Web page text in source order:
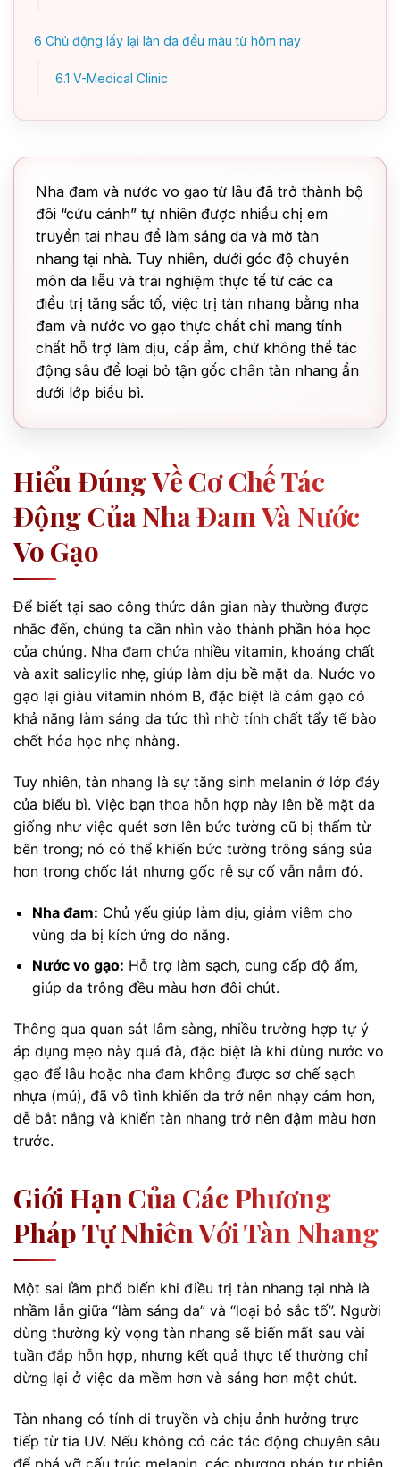
6 Chủ động lấy lại làn da đều màu từ hôm nay
6.1 V-Medical Clinic
Nha đam và nước vo gạo từ lâu đã trở thành bộ
đôi “cứu cánh” tự nhiên được nhiều chị em
truyền tai nhau để làm sáng da và mờ tàn
nhang tại nhà. Tuy nhiên, dưới góc độ chuyên
môn da liễu và trải nghiệm thực tế từ các ca
điều trị tăng sắc tố, việc trị tàn nhang bằng nha
đam và nước vo gạo thực chất chỉ mang tính
chất hỗ trợ làm dịu, cấp ẩm, chứ không thể tác
động sâu để loại bỏ tận gốc chân tàn nhang ẩn
dưới lớp biểu bì.
Hiểu Đúng Về Cơ Chế Tác
Động Của Nha Đam Và Nước
Vo Gạo
Để biết tại sao công thức dân gian này thường được
nhắc đến, chúng ta cần nhìn vào thành phần hóa học
của chúng. Nha đam chứa nhiều vitamin, khoáng chất
và axit salicylic nhẹ, giúp làm dịu bề mặt da. Nước vo
gạo lại giàu vitamin nhóm B, đặc biệt là cám gạo có
khả năng làm sáng da tức thì nhờ tính chất tẩy tế bào
chết hóa học nhẹ nhàng.
Tuy nhiên, tàn nhang là sự tăng sinh melanin ở lớp đáy
của biểu bì. Việc bạn thoa hỗn hợp này lên bề mặt da
giống như việc quét sơn lên bức tường cũ bị thấm từ
bên trong; nó có thể khiến bức tường trông sáng sủa
hơn trong chốc lát nhưng gốc rễ sự cố vẫn nằm đó.
Nha đam: Chủ yếu giúp làm dịu, giảm viêm cho
vùng da bị kích ứng do nắng.
Nước vo gạo: Hỗ trợ làm sạch, cung cấp độ ẩm,
giúp da trông đều màu hơn đôi chút.
Thông qua quan sát lâm sàng, nhiều trường hợp tự ý
áp dụng mẹo này quá đà, đặc biệt là khi dùng nước vo
gạo để lâu hoặc nha đam không được sơ chế sạch
nhựa (mủ), đã vô tình khiến da trở nên nhạy cảm hơn,
dễ bắt nắng và khiến tàn nhang trở nên đậm màu hơn
trước.
Giới Hạn Của Các Phương
Pháp Tự Nhiên Với Tàn Nhang
Một sai lầm phổ biến khi điều trị tàn nhang tại nhà là
nhầm lẫn giữa “làm sáng da” và “loại bỏ sắc tố”. Người
dùng thường kỳ vọng tàn nhang sẽ biến mất sau vài
tuần đắp hỗn hợp, nhưng kết quả thực tế thường chỉ
dừng lại ở việc da mềm hơn và sáng hơn một chút.
Tàn nhang có tính di truyền và chịu ảnh hưởng trực
tiếp từ tia UV. Nếu không có các tác động chuyên sâu
để phá vỡ cấu trúc melanin, các phương pháp tự nhiên